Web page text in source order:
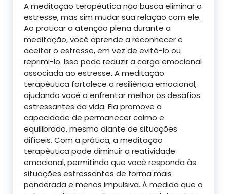
A meditação terapêutica não busca eliminar o
estresse, mas sim mudar sua relação com ele.
Ao praticar a atenção plena durante a
meditação, você aprende a reconhecer e
aceitar o estresse, em vez de evitá-lo ou
reprimi-lo. Isso pode reduzir a carga emocional
associada ao estresse. A meditação
terapêutica fortalece a resiliência emocional,
ajudando você a enfrentar melhor os desafios
estressantes da vida. Ela promove a
capacidade de permanecer calmo e
equilibrado, mesmo diante de situações
difíceis. Com a prática, a meditação
terapêutica pode diminuir a reatividade
emocional, permitindo que você responda às
situações estressantes de forma mais
ponderada e menos impulsiva. À medida que o